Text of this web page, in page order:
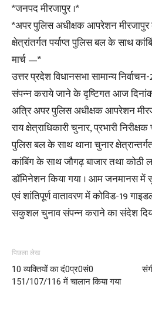
*जनपद मीरजापुर ।*
*अपर पुलिस अधीक्षक आपरेशन
क्षेत्रांतर्गत पर्याप्त पुलिस बल के साथ
मार्च —*
उत्तर प्रदेश विधानसभा सामान्य
संपन्न कराये जाने के दृष्टिगत आज
अत्रि अपर पुलिस अधीक्षक आपरेशन
राय क्षेत्राधिकारी चुनार, प्रभारी निरीक्षक
पुलिस बल के साथ थाना चुनार
कांबिंग के साथ जौगढ़ बाजार तथा कोठी
डॉमिनेशन किया गया । आम जनमानस में
एवं शांतिपूर्ण वातावरण में कोविड-19
सकुशल चुनाव संपन्न कराने का संदेश
पिछला लेख
10 व्यक्तियों का दं0प्र0सं0
151/107/116 में चालान किया गया